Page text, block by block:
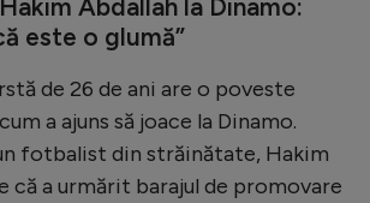
Abdallah la Dinamo:
este o glumă”
de 26 de ani are o poveste
a ajuns să joace la Dinamo.
fotbalist din străinătate, Hakim
că a urmărit barajul de promovare